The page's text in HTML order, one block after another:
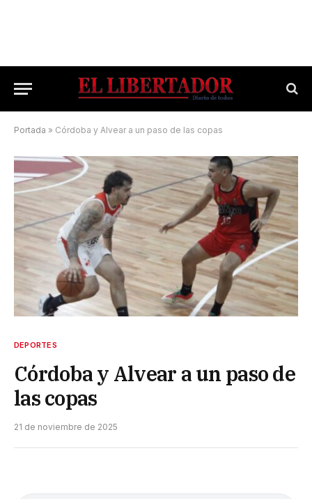
Portada » Córdoba y Alvear a un paso de las copas
DEPORTES
Córdoba y Alvear a un paso de
las copas
21 de noviembre de 2025